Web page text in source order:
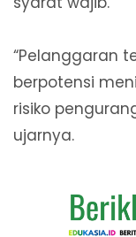
“Pelanggaran
berpotensi
risiko
ujarnya.